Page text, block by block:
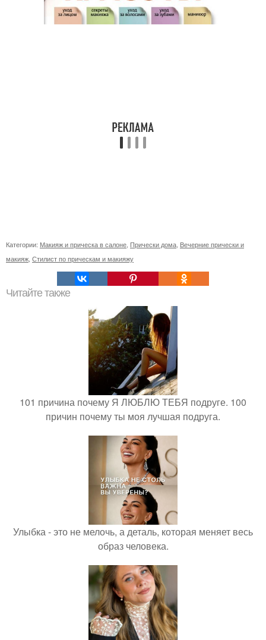
Категории: Макияж и прическа в салоне Прически дома Вечерние прически и
макияж Стилист по прическам и макияжу
Читайте также
101 причина почему Я ЛЮБЛЮ ТЕБЯ подруге. 100
причин почему ты моя лучшая подруга.
Улыбка - это не мелочь, а деталь, которая меняет весь
образ человека.